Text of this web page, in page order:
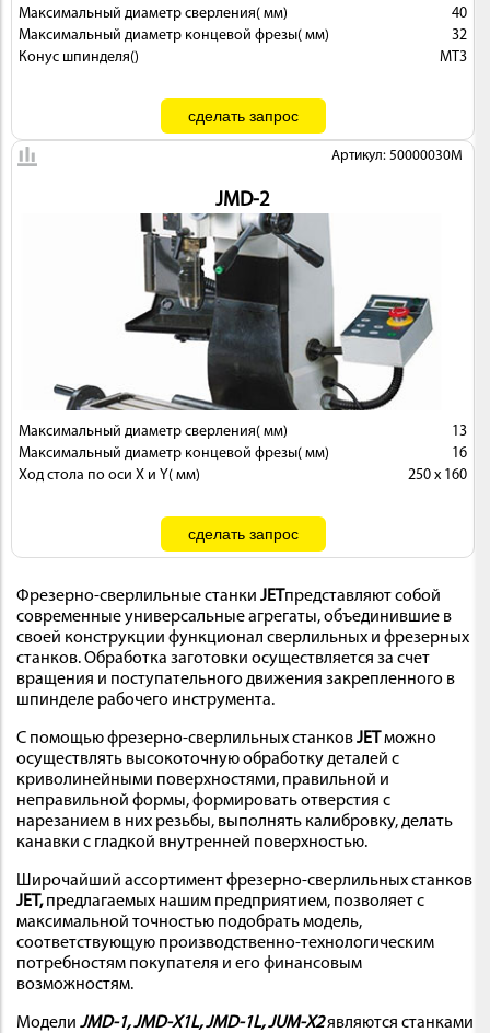
Максимальный диаметр сверления( мм)
40
Максимальный диаметр концевой фрезы( мм)
32
Конус шпинделя()
MT3
Артикул: 50000030M
JMD-2
Максимальный диаметр сверления( мм)
13
Максимальный диаметр концевой фрезы( мм)
16
Ход стола по оси X и Y( мм)
250 х 160
Фрезерно-сверлильные станки JETпредставляют собой
современные универсальные агрегаты, объединившие в
своей конструкции функционал сверлильных и фрезерных
станков. Обработка заготовки осуществляется за счет
вращения и поступательного движения закрепленного в
шпинделе рабочего инструмента.
С помощью фрезерно-сверлильных станковJETможно
осуществлять высокоточную обработку деталей с
криволинейными поверхностями, правильной и
неправильной формы, формировать отверстия с
нарезанием в них резьбы, выполнять калибровку, делать
канавки с гладкой внутренней поверхностью.
Широчайший ассортимент фрезерно-сверлильных станков
JET,предлагаемых нашим предприятием, позволяет с
максимальной точностью подобрать модель,
соответствующую производственно-технологическим
потребностям покупателя и его финансовым
возможностям.
Модели JMD-1,JMD-X1L,JMD-1L,JUM-X2являются станками